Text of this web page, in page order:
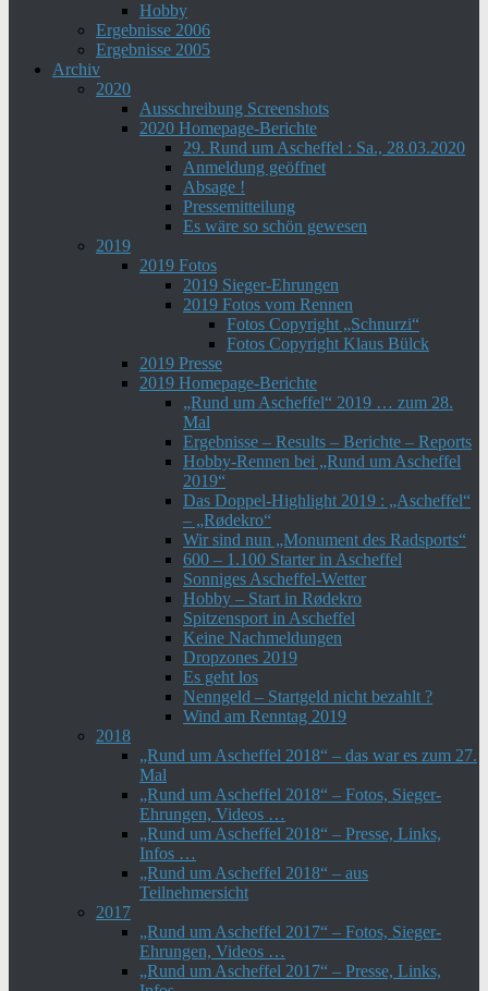
Hobby
Ergebnisse 2006
Ergebnisse 2005
Archiv
2020
Ausschreibung Screenshots
2020 Homepage-Berichte
29. Rund um Ascheffel : Sa., 28.03.2020
Anmeldung geöffnet
Absage !
Pressemitteilung
Es wäre so schön gewesen
2019
2019 Fotos
2019 Sieger-Ehrungen
2019 Fotos vom Rennen
Fotos Copyright „Schnurzi“
Fotos Copyright Klaus Bülck
2019 Presse
2019 Homepage-Berichte
„Rund um Ascheffel“ 2019 … zum 28.
Mal
Ergebnisse – Results – Berichte – Reports
Hobby-Rennen bei „Rund um Ascheffel
2019“
Das Doppel-Highlight 2019 : „Ascheffel“
– „Rødekro“
Wir sind nun „Monument des Radsports“
600 – 1.100 Starter in Ascheffel
Sonniges Ascheffel-Wetter
Hobby – Start in Rødekro
Spitzensport in Ascheffel
Keine Nachmeldungen
Dropzones 2019
Es geht los
Nenngeld – Startgeld nicht bezahlt ?
Wind am Renntag 2019
2018
„Rund um Ascheffel 2018“ – das war es zum 27.
Mal
„Rund um Ascheffel 2018“ – Fotos, Sieger-
Ehrungen, Videos …
„Rund um Ascheffel 2018“ – Presse, Links,
Infos …
„Rund um Ascheffel 2018“ – aus
Teilnehmersicht
2017
„Rund um Ascheffel 2017“ – Fotos, Sieger-
Ehrungen, Videos …
„Rund um Ascheffel 2017“ – Presse, Links,